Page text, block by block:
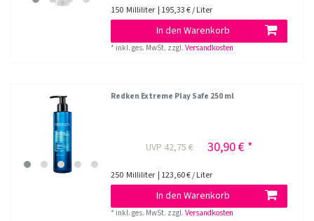
150 Milliliter | 195,33 € / Liter
In den Warenkorb
* inkl. ges. MwSt. zzgl.Versandkosten
Redken Extreme Play Safe 250 ml
UVP 42,75 € 30,90 € *
250 Milliliter | 123,60 € / Liter
In den Warenkorb
* inkl. ges. MwSt. zzgl.Versandkosten